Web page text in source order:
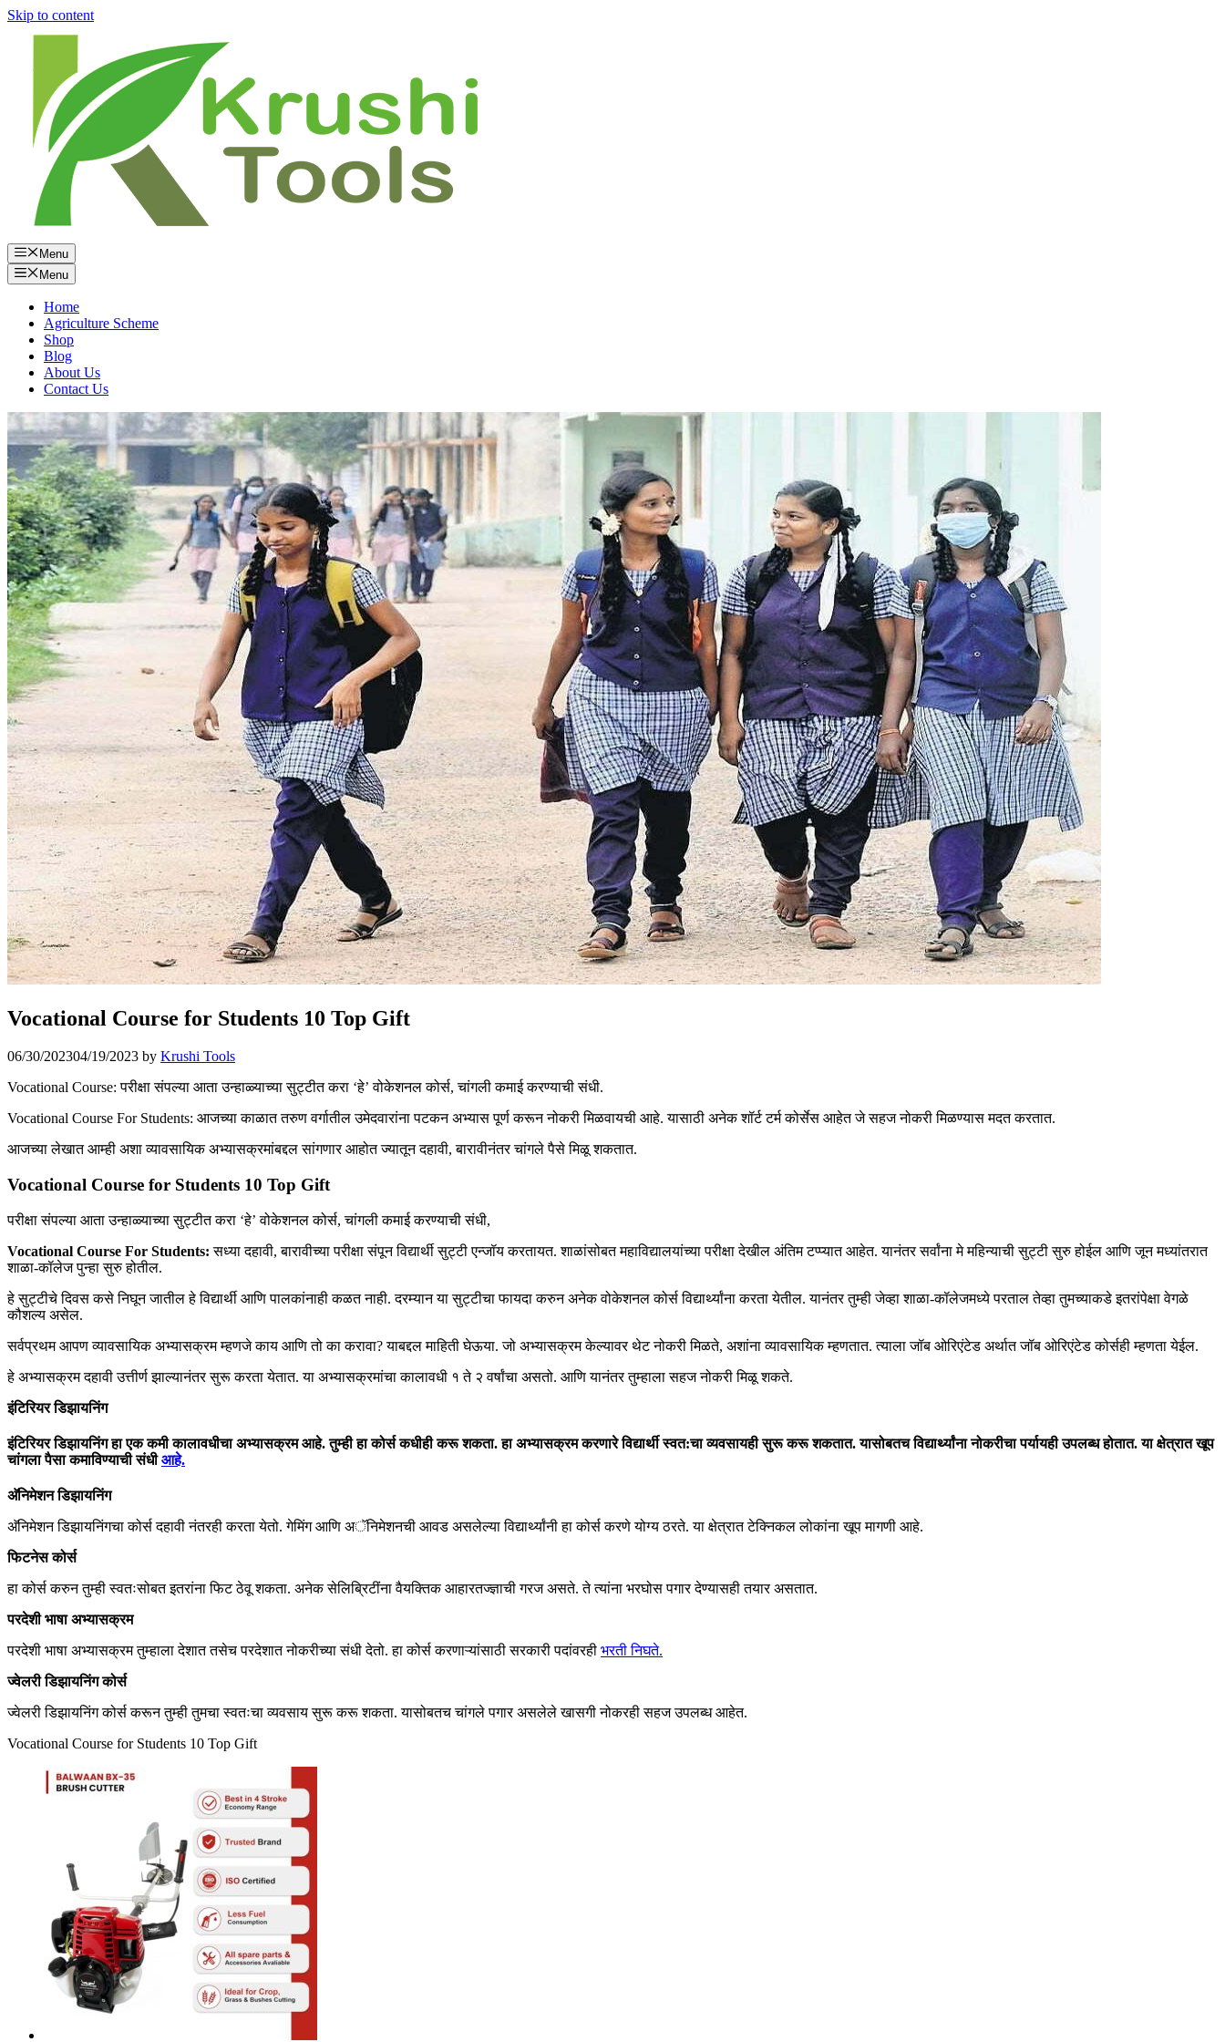
Skip to content
Menu
Menu
Home
Agriculture Scheme
Shop
Blog
About Us
Contact Us
Vocational Course for Students 10 Top Gift
06/30/202304/19/2023 by Krushi Tools
Vocational Course: परीक्षा संपल्या आता उन्हाळ्याच्या सुट्टीत करा ‘हे’ वोकेशनल कोर्स, चांगली कमाई करण्याची संधी.
Vocational Course For Students: आजच्या काळात तरुण वर्गातील उमेदवारांना पटकन अभ्यास पूर्ण करून नोकरी मिळवायची आहे. यासाठी अनेक शॉर्ट टर्म कोर्सेस आहेत जे सहज नोकरी मिळण्यास मदत करतात.
आजच्या लेखात आम्ही अशा व्यावसायिक अभ्यासक्रमांबद्दल सांगणार आहोत ज्यातून दहावी, बारावीनंतर चांगले पैसे मिळू शकतात.
Vocational Course for Students 10 Top Gift
परीक्षा संपल्या आता उन्हाळ्याच्या सुट्टीत करा ‘हे’ वोकेशनल कोर्स, चांगली कमाई करण्याची संधी,
Vocational Course For Students:सध्या दहावी, बारावीच्या परीक्षा संपून विद्यार्थी सुट्टी एन्जॉय करतायत. शाळांसोबत महाविद्यालयांच्या परीक्षा देखील अंतिम टप्प्यात आहेत. यानंतर सर्वांना मे महिन्याची सुट्टी सुरु होईल आणि जून मध्यांतरात
शाळा-कॉलेज पुन्हा सुरु होतील.
हे सुट्टीचे दिवस कसे निघून जातील हे विद्यार्थी आणि पालकांनाही कळत नाही. दरम्यान या सुट्टीचा फायदा करुन अनेक वोकेशनल कोर्स विद्यार्थ्यांना करता येतील. यानंतर तुम्ही जेव्हा शाळा-कॉलेजमध्ये परताल तेव्हा तुमच्याकडे इतरांपेक्षा वेगळे
कौशल्य असेल.
सर्वप्रथम आपण व्यावसायिक अभ्यासक्रम म्हणजे काय आणि तो का करावा? याबद्दल माहिती घेऊया. जो अभ्यासक्रम केल्यावर थेट नोकरी मिळते, अशांना व्यावसायिक म्हणतात. त्याला जॉब ओरिएंटेड अर्थात जॉब ओरिएंटेड कोर्सही म्हणता येईल.
हे अभ्यासक्रम दहावी उत्तीर्ण झाल्यानंतर सुरू करता येतात. या अभ्यासक्रमांचा कालावधी १ ते २ वर्षांचा असतो. आणि यानंतर तुम्हाला सहज नोकरी मिळू शकते.
इंटिरियर डिझायनिंग
इंटिरियर डिझायनिंग हा एक कमी कालावधीचा अभ्यासक्रम आहे. तुम्ही हा कोर्स कधीही करू शकता. हा अभ्यासक्रम करणारे विद्यार्थी स्वत:चा व्यवसायही सुरू करू शकतात. यासोबतच विद्यार्थ्यांना नोकरीचा पर्यायही उपलब्ध होतात. या क्षेत्रात खूप
चांगला पैसा कमाविण्याची संधीआहे.
अ‍ॅनिमेशन डिझायनिंग
अ‍ॅनिमेशन डिझायनिंगचा कोर्स दहावी नंतरही करता येतो. गेमिंग आणि अॅनिमेशनची आवड असलेल्या विद्यार्थ्यांनी हा कोर्स करणे योग्य ठरते. या क्षेत्रात टेक्निकल लोकांना खूप मागणी आहे.
फिटनेस कोर्स
हा कोर्स करुन तुम्ही स्वतःसोबत इतरांना फिट ठेवू शकता. अनेक सेलिब्रिटींना वैयक्तिक आहारतज्ज्ञाची गरज असते. ते त्यांना भरघोस पगार देण्यासही तयार असतात.
परदेशी भाषा अभ्यासक्रम
परदेशी भाषा अभ्यासक्रम तुम्हाला देशात तसेच परदेशात नोकरीच्या संधी देतो. हा कोर्स करणाऱ्यांसाठी सरकारी पदांवरही भरती निघते.
ज्वेलरी डिझायनिंग कोर्स
ज्वेलरी डिझायनिंग कोर्स करून तुम्ही तुमचा स्वतःचा व्यवसाय सुरू करू शकता. यासोबतच चांगले पगार असलेले खासगी नोकरही सहज उपलब्ध आहेत.
Vocational Course for Students 10 Top Gift